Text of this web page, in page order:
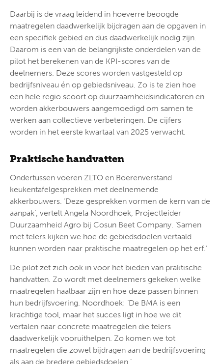
Daarbij is de vraag leidend in hoeverre beoogde
maatregelen daadwerkelijk bijdragen aan de opgaven in
een specifiek gebied en dus daadwerkelijk nodig zijn.
Daarom is een van de belangrijkste onderdelen van de
pilot het berekenen van de KPI-scores van de
deelnemers. Deze scores worden vastgesteld op
bedrijfsniveau én op gebiedsniveau. Zo is te zien hoe
een hele regio scoort op duurzaamheidsindicatoren en
worden akkerbouwers aangemoedigd om samen te
werken aan collectieve verbeteringen. De cijfers
worden in het eerste kwartaal van 2025 verwacht.
Praktische handvatten
Ondertussen voeren ZLTO en Boerenverstand
keukentafelgesprekken met deelnemende
akkerbouwers. ‘Deze gesprekken vormen de kern van de
aanpak’, vertelt Angela Noordhoek, Projectleider
Duurzaamheid Agro bij Cosun Beet Company. ‘Samen
met telers kijken we hoe de gebiedsdoelen vertaald
kunnen worden naar praktische maatregelen op het erf.’
De pilot zet zich ook in voor het bieden van praktische
handvatten. Zo wordt met deelnemers gekeken welke
maatregelen haalbaar zijn en hoe deze passen binnen
hun bedrijfsvoering. Noordhoek: ‘De BMA is een
krachtige tool, maar het succes ligt in hoe we dit
vertalen naar concrete maatregelen die telers
daadwerkelijk vooruithelpen. Zo komen we tot
maatregelen die zowel bijdragen aan de bedrijfsvoering
als aan de bredere gebiedsdoelen.’